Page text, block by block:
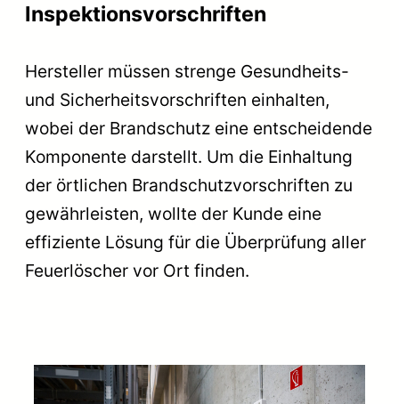
Inspektionsvorschriften
Hersteller müssen strenge Gesundheits-
und Sicherheitsvorschriften einhalten,
wobei der Brandschutz eine entscheidende
Komponente darstellt. Um die Einhaltung
der örtlichen Brandschutzvorschriften zu
gewährleisten, wollte der Kunde eine
effiziente Lösung für die Überprüfung aller
Feuerlöscher vor Ort finden.